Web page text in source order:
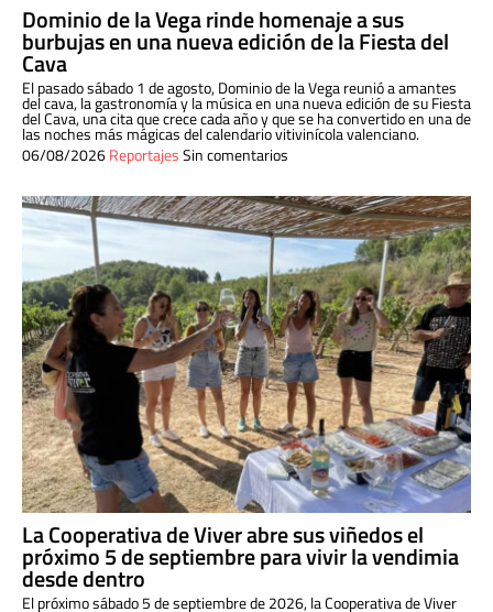
Dominio de la Vega rinde homenaje a sus
burbujas en una nueva edición de la Fiesta del
Cava
El pasado sábado 1 de agosto, Dominio de la Vega reunió a amantes
del cava, la gastronomía y la música en una nueva edición de su Fiesta
del Cava, una cita que crece cada año y que se ha convertido en una de
las noches más mágicas del calendario vitivinícola valenciano.
06/08/2026ReportajesSin comentarios
La Cooperativa de Viver abre sus viñedos el
próximo 5 de septiembre para vivir la vendimia
desde dentro
El próximo sábado 5 de septiembre de 2026, la Cooperativa de Viver